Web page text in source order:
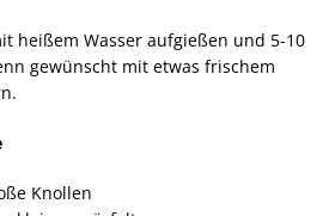
heißem Wasser aufgießen und 5-10
gewünscht mit etwas frischem
Knollen